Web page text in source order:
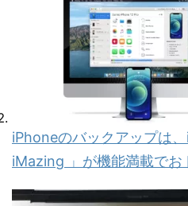
iPhoneのバックアップは
iMazing 」が機能満載でお